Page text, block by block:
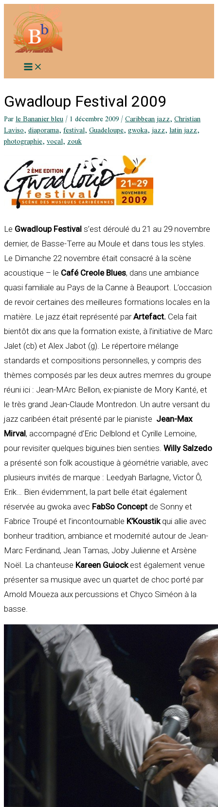
contenu
Gwadloup Festival 2009
Parle Bananier bleu/1 décembre 2009/Caribbean jazz,Christian
Laviso,diaporama,festival,Guadeloupe,gwoka,jazz,latin jazz,
photographie,vocal,zouk
Le Gwadloup Festival s’est déroulé du 21 au 29 novembre
dernier, de Basse-Terre au Moule et dans tous les styles.
Le Dimanche 22 novembre était consacré à la scène
acoustique – le Café Creole Blues, dans une ambiance
quasi familiale au Pays de la Canne à Beauport. L’occasion
de revoir certaines des meilleures formations locales en la
matière. Le jazz était représenté parArtefact. Cela fait
bientôt dix ans que la formation existe, à l’initiative de Marc
Jalet (cb) et Alex Jabot (g). Le répertoire mélange
standards et compositions personnelles, y compris des
thèmes composés par les deux autres memres du groupe
réuni ici : Jean-MArc Bellon, ex-pianiste de Mory Kanté, et
le très grand Jean-Claude Montredon. Un autre versant du
jazz caribéen était présenté par le pianiste Jean-Max
Mirval, accompagné d’Eric Delblond et Cyrille Lemoine,
pour revisiter quelques biguines bien senties. Willy Salzedo
a présenté son folk acoustique à géométrie variable, avec
plusieurs invités de marque : Leedyah Barlagne, Victor Ô,
Erik… Bien évidemment, la part belle était également
réservée au gwoka avec FabSo Concept de Sonny et
Fabrice Troupé et l’incontournable K’Koustikqui allie avec
bonheur tradition, ambiance et modernité autour de Jean-
Marc Ferdinand, Jean Tamas, Joby Julienne et Arsène
Noël. La chanteuse Kareen Guiockest également venue
présenter sa musique avec un quartet de choc porté par
Arnold Moueza aux percussions et Chyco Siméon à la
basse.